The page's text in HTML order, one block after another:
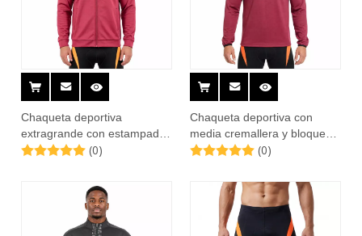
Chaqueta deportiva
extragrande con estampado
de logo
(0)
Chaqueta deportiva con
media cremallera y bloques
de color para hombre
(0)